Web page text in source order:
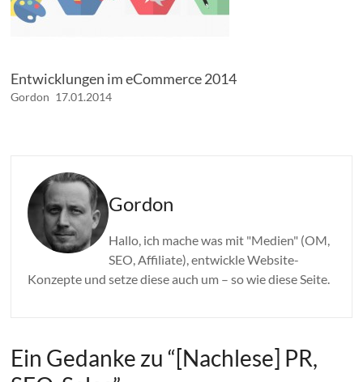
Entwicklungen im eCommerce 2014
Gordon 17.01.2014
Gordon
Hallo, ich mache was mit "Medien" (OM,
SEO, Affiliate), entwickle Website-
Konzepte und setze diese auch um – so wie diese Seite.
Ein Gedanke zu “[Nachlese] PR,